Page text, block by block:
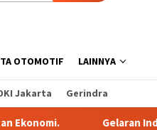
OTOMOTIF LAINNYA
Jakarta Gerindra
IndoBeauty Expo 2026,